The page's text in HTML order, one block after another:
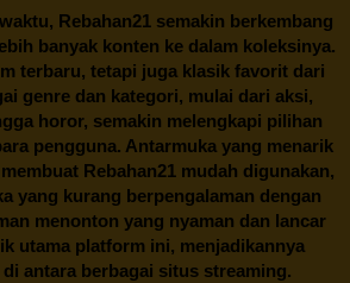
Rebahan21 semakin berkembang
banyak konten ke dalam koleksinya.
terbaru, tetapi juga klasik favorit dari
genre dan kategori, mulai dari aksi,
horor, semakin melengkapi pilihan
pengguna. Antarmuka yang menarik
Rebahan21mudah digunakan,
yang kurang berpengalaman dengan
menonton yang nyaman dan lancar
utama platform ini, menjadikannya
antara berbagai situs streaming.